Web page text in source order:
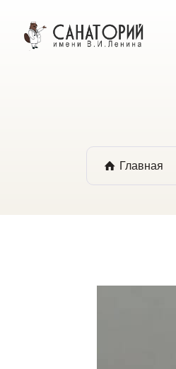
Главная